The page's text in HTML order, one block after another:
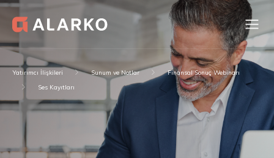
Yatırımcı İlişkileri Sunum ve Notlar
Finansal Sonuç Webinarı
Ses Kayıtları